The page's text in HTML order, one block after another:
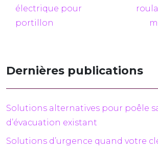
électrique pour
portillon
Dernières publications
Solutions alternatives pour poêle
d’évacuation existant
Solutions d’urgence quand votre